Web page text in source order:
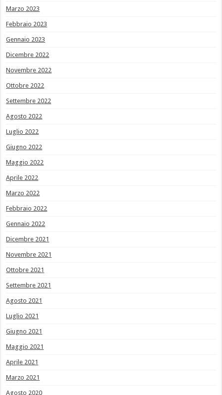
Marzo 2023
Febbraio 2023
Gennaio 2023
Dicembre 2022
Novembre 2022
Ottobre 2022
Settembre 2022
Agosto 2022
Luglio 2022
Giugno 2022
Maggio 2022
Aprile 2022
Marzo 2022
Febbraio 2022
Gennaio 2022
Dicembre 2021
Novembre 2021
Ottobre 2021
Settembre 2021
Agosto 2021
Luglio 2021
Giugno 2021
Maggio 2021
Aprile 2021
Marzo 2021
Agosto 2020